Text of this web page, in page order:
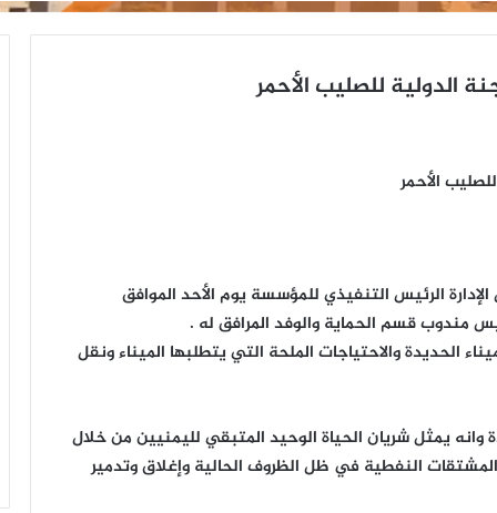
الدولية للصليب الأحمر
الأحمر
الرئيس التنفيذي للمؤسسة يوم الأحد الموافق
الحديدة والاحتياجات الملحة التي يتطلبها الميناء ونقل
يمثل شريان الحياة الوحيد المتبقي لليمنيين من خلال
والمشتقات النفطية في ظل الظروف الحالية وإغلاق وتدمير